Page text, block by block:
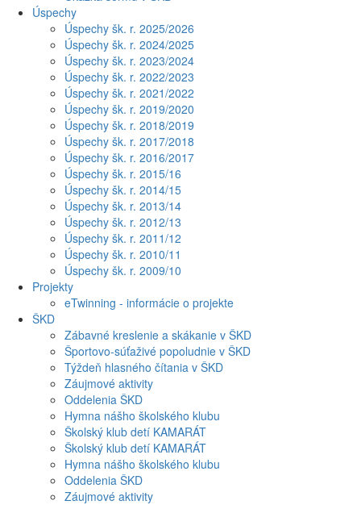
Úspechy
Úspechy šk. r. 2025/2026
Úspechy šk. r. 2024/2025
Úspechy šk. r. 2023/2024
Úspechy šk. r. 2022/2023
Úspechy šk. r. 2021/2022
Úspechy šk. r. 2019/2020
Úspechy šk. r. 2018/2019
Úspechy šk. r. 2017/2018
Úspechy šk. r. 2016/2017
Úspechy šk. r. 2015/16
Úspechy šk. r. 2014/15
Úspechy šk. r. 2013/14
Úspechy šk. r. 2012/13
Úspechy šk. r. 2011/12
Úspechy šk. r. 2010/11
Úspechy šk. r. 2009/10
Projekty
eTwinning - informácie o projekte
ŠKD
Zábavné kreslenie a skákanie v ŠKD
Športovo-súťaživé popoludnie v ŠKD
Týždeň hlasného čítania v ŠKD
Záujmové aktivity
Oddelenia ŠKD
Hymna nášho školského klubu
Školský klub detí KAMARÁT
Školský klub detí KAMARÁT
Hymna nášho školského klubu
Oddelenia ŠKD
Záujmové aktivity